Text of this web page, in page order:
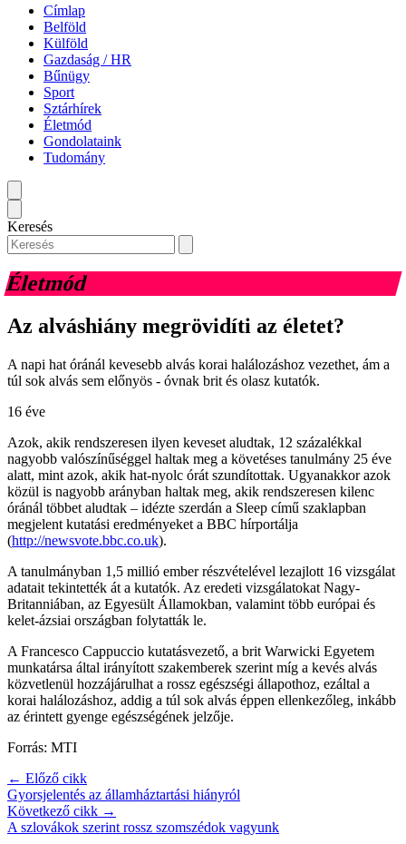
Címlap
Belföld
Külföld
Gazdaság / HR
Bűnügy
Sport
Sztárhírek
Életmód
Gondolataink
Tudomány
Keresés
Életmód
Az alváshiány megrövidíti az életet?
A napi hat óránál kevesebb alvás korai halálozáshoz vezethet, ám a
túl sok alvás sem előnyös - óvnak brit és olasz kutatók.
16 éve
Azok, akik rendszeresen ilyen keveset aludtak, 12 százalékkal
nagyobb valószínűséggel haltak meg a követéses tanulmány 25 éve
alatt, mint azok, akik hat-nyolc órát szundítottak. Ugyanakkor azok
közül is nagyobb arányban haltak meg, akik rendszeresen kilenc
óránál többet aludtak – idézte szerdán a Sleep című szaklapban
megjelent kutatási eredményeket a BBC hírportálja
(http://newsvote.bbc.co.uk).
A tanulmányban 1,5 millió ember részvételével lezajlott 16 vizsgálat
adatait tekintették át a kutatók. Az eredeti vizsgálatokat Nagy-
Britanniában, az Egyesült Államokban, valamint több európai és
kelet-ázsiai országban folytatták le.
A Francesco Cappuccio kutatásvezető, a brit Warwicki Egyetem
munkatársa által irányított szakemberek szerint míg a kevés alvás
közvetlenül hozzájárulhat a rossz egészségi állapothoz, ezáltal a
korai halálozáshoz, addig a túl sok alvás éppen ellenkezőleg, inkább
az érintett gyenge egészségének jelzője.
Forrás: MTI
← Előző cikk
Gyorsjelentés az államháztartási hiányról
Következő cikk →
A szlovákok szerint rossz szomszédok vagyunk